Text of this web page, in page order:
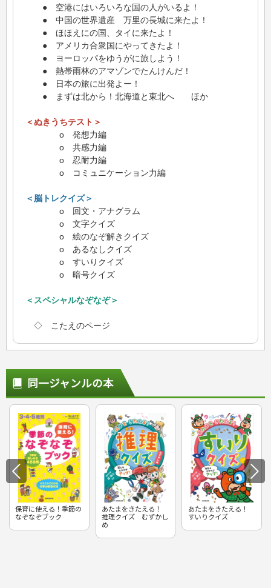
● 空港にはいろいろな国の人がいるよ！
● 中国の世界遺産 万里の長城に来たよ！
● ほほえにの国、タイに来たよ！
● アメリカ合衆国にやってきたよ！
● ヨーロッパをゆうがに旅しよう！
● 熱帯雨林のアマゾンでたんけんだ！
● 日本の旅に出発よー！
● まずは北から！北海道と東北へ ほか
＜ぬきうちテスト＞
o 発想力編
o 共感力編
o 忍耐力編
o コミュニケーション力編
＜脳トレクイズ＞
o 回文・アナグラム
o 文字クイズ
o 絵のなぞ解きクイズ
o あるなしクイズ
o すいりクイズ
o 暗号クイズ
＜スペシャルなぞなぞ＞
◇ こたえのページ
同一ジャンルの本
保育に使える！季節の
なぞなぞブック
あたまをきたえる！
推理クイズ むずかし
め
あたまをきたえる！
すいりクイズ